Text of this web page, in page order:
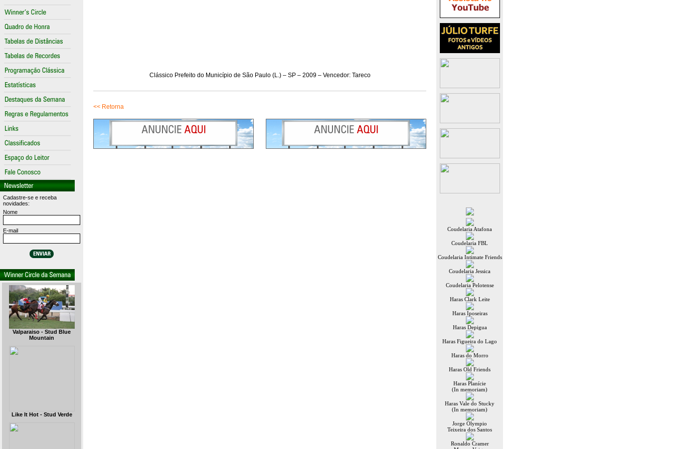
Cadastre-se e receba
novidades:
Nome
E-mail
Valparaiso - Stud Blue
Mountain
Like It Hot - Stud Verde
Clássico Prefeito do Município de São Paulo (L.) – SP – 2009 – Vencedor: Tareco
<< Retorna
Coudelaria Atafona
Coudelaria FBL
Coudelaria Intimate Friends
Coudelaria Jessica
Coudelaria Pelotense
Haras Clark Leite
Haras Iposeiras
Haras Depigua
Haras Figueira do Lago
Haras do Morro
Haras Old Friends
Haras Planície
(In memoriam)
Haras Vale do Stucky
(In memoriam)
Jorge Olympio
Teixeira dos Santos
Ronaldo Cramer